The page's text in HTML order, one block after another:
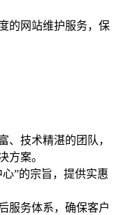
的网站维护服务，保
、技术精湛的团队，
方案。
”的宗旨，提供实惠
服务体系，确保客户